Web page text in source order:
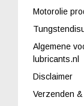
Motorolie
Algemene
lubricants.nl
Disclaimer
Verzenden